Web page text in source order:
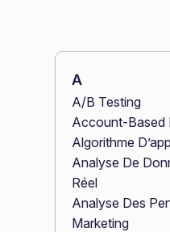
A
A/B Testing
Account-Based
Algorithme
Analyse De
Réel
Analyse Des
Marketing